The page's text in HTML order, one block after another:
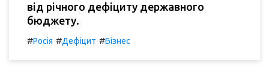
від річного дефіциту державного
бюджету.
#Росія #Дефіцит #Бізнес